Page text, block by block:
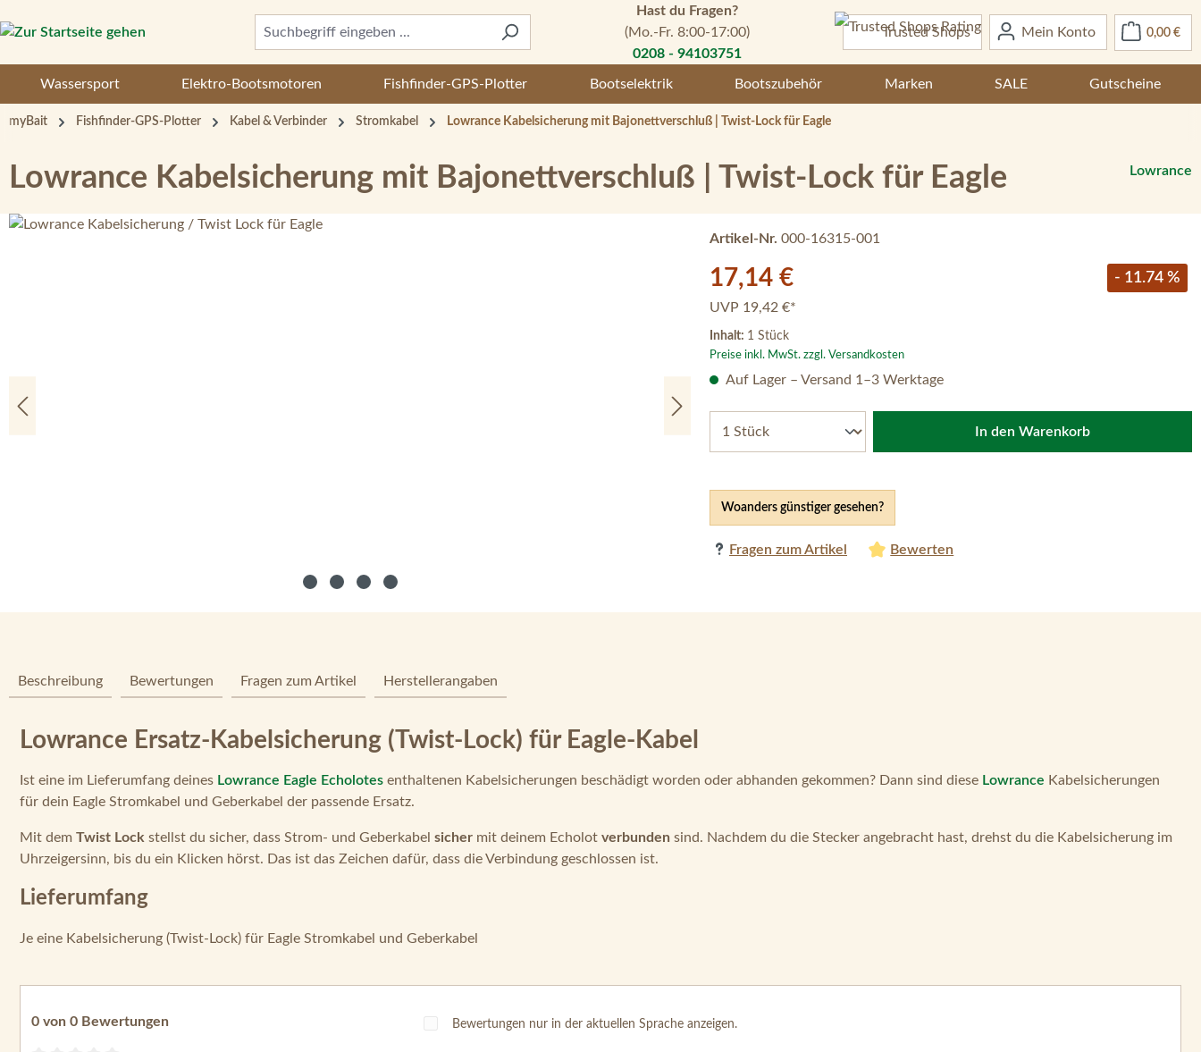
Hauptinhalt springen
Zur Suche springen
Hast du Fragen?
(Mo.-Fr. 8:00-17:00)
0208 - 94103751
Trusted Shops Mein Konto 0,00 €
Wassersport Elektro-Bootsmotoren Fishfinder-GPS-Plotter Bootselektrik Bootszubehör Marken SALE Gutscheine
myBait Fishfinder-GPS-Plotter Kabel & Verbinder Stromkabel Lowrance Kabelsicherung mit Bajonettverschluß | Twist-Lock für Eagle
Lowrance Kabelsicherung mit Bajonettverschluß | Twist-Lock für Eagle Lowrance
Bildergalerie überspringen
Artikel-Nr. 000-16315-001
Verkaufspreis:
17,14 € - 11.74 %
UVP 19,42 €*
Inhalt: 1 Stück
Preise inkl. MwSt. zzgl. Versandkosten
Woanders günstiger gesehen?
Fragen zum Artikel Bewerten
Auf Lager – Versand 1–3 Werktage
In den Warenkorb
Beschreibung Bewertungen Fragen zum Artikel Herstellerangaben
Lowrance Ersatz-Kabelsicherung (Twist-Lock) für Eagle-Kabel
Ist eine im Lieferumfang deines Lowrance Eagle Echolotes enthaltenen Kabelsicherungen beschädigt worden oder abhanden gekommen? Dann sind diese Lowrance Kabelsicherungen
für dein Eagle Stromkabel und Geberkabel der passende Ersatz.
Mit dem Twist Lock stellst du sicher, dass Strom- und Geberkabel sicher mit deinem Echolot verbunden sind. Nachdem du die Stecker angebracht hast, drehst du die Kabelsicherung im
Uhrzeigersinn, bis du ein Klicken hörst. Das ist das Zeichen dafür, dass die Verbindung geschlossen ist.
Lieferumfang
Je eine Kabelsicherung (Twist-Lock) für Eagle Stromkabel und Geberkabel
0 von 0 Bewertungen Bewertungen nur in der aktuellen Sprache anzeigen.